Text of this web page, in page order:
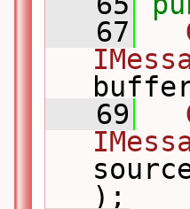
   67
   69
);